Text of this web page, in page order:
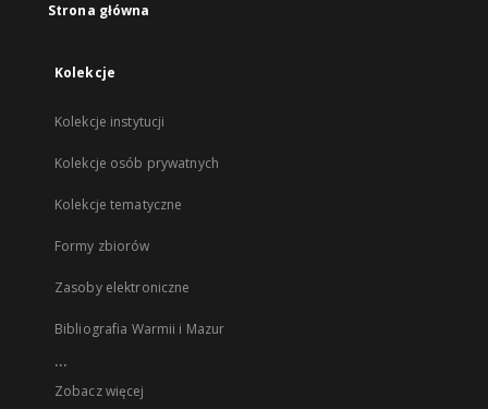
Strona główna
Kolekcje
Kolekcje instytucji
Kolekcje osób prywatnych
Kolekcje tematyczne
Formy zbiorów
Zasoby elektroniczne
Bibliografia Warmii i Mazur
...
Zobacz więcej